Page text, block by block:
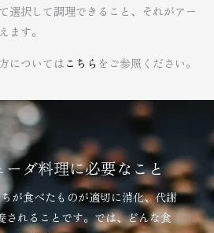
選択して調理できること、それがアー
ます。
についてはこちら をご参照ください。
ーダ料理に必要なこと
が食べたものが適切に消化、代謝
されることです。では、どんな食